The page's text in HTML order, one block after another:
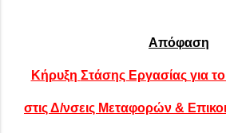
Απόφαση
Κήρυξη Στάσης Εργασίαςγια
στις Δ/νσεις Μεταφορών &